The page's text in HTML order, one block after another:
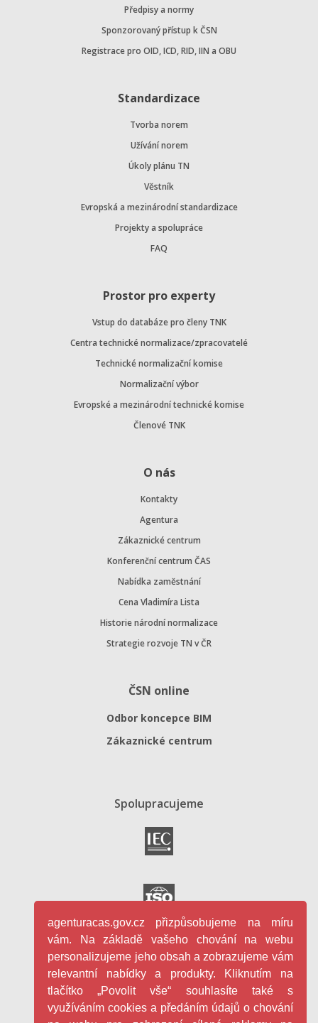
Předpisy a normy
Sponzorovaný přístup k ČSN
Registrace pro OID, ICD, RID, IIN a OBU
Standardizace
Tvorba norem
Užívání norem
Úkoly plánu TN
Věstník
Evropská a mezinárodní standardizace
Projekty a spolupráce
FAQ
Prostor pro experty
Vstup do databáze pro členy TNK
Centra technické normalizace/zpracovatelé
Technické normalizační komise
Normalizační výbor
Evropské a mezinárodní technické komise
Členové TNK
O nás
Kontakty
Agentura
Zákaznické centrum
Konferenční centrum ČAS
Nabídka zaměstnání
Cena Vladimíra Lista
Historie národní normalizace
Strategie rozvoje TN v ČR
ČSN online
Odbor koncepce BIM
Zákaznické centrum
Spolupracujeme
agenturacas.gov.cz přizpůsobujeme na míru
vám. Na základě vašeho chování na webu
personalizujeme jeho obsah a zobrazujeme vám
relevantní nabídky a produkty. Kliknutím na
tlačítko „Povolit vše“ souhlasíte také s
využíváním cookies a předáním údajů o chování